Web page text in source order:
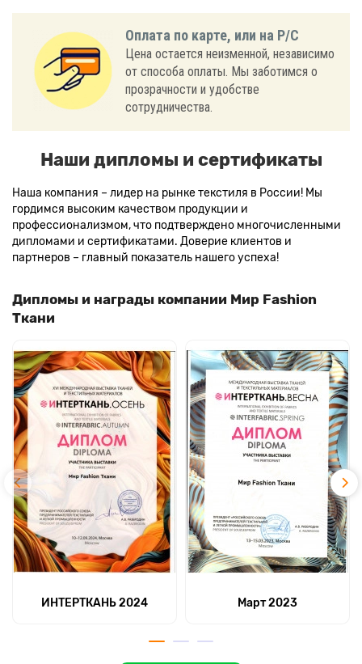
Оплата по карте, или на Р/С
Цена остается неизменной, независимо
от способа оплаты. Мы заботимся о
прозрачности и удобстве
сотрудничества.
Наши дипломы и сертификаты
Наша компания – лидер на рынке текстиля в России! Мы
гордимся высоким качеством продукции и
профессионализмом, что подтверждено многочисленными
дипломами и сертификатами. Доверие клиентов и
партнеров – главный показатель нашего успеха!
Дипломы и награды компании Мир Fashion
Ткани
ИНТЕРТКАНЬ 2024 Март 2023